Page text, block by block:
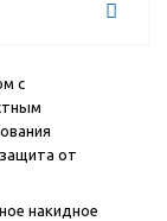
с
от
накидное